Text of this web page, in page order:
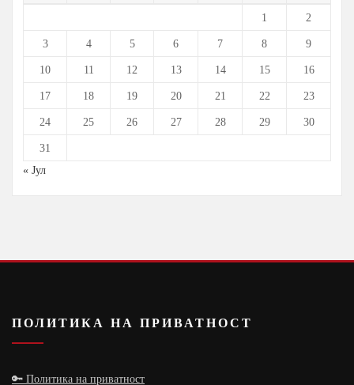
1 2
3 4 5 6 7 8 9
10 11 12 13 14 15 16
17 18 19 20 21 22 23
24 25 26 27 28 29 30
31
« Јул
ПОЛИТИКА НА ПРИВАТНОСТ
🔑 Политика на приватност